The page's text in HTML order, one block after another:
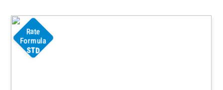
Rate
Formula
STD